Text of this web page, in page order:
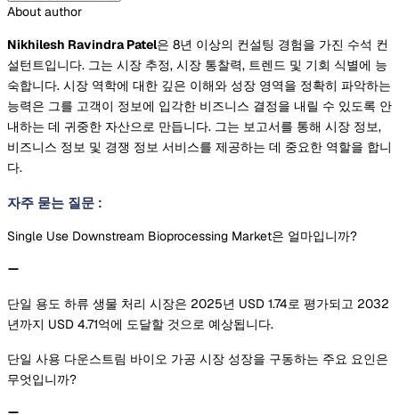
About author
Nikhilesh Ravindra Patel은 8년 이상의 컨설팅 경험을 가진 수석 컨
설턴트입니다. 그는 시장 추정, 시장 통찰력, 트렌드 및 기회 식별에 능
숙합니다. 시장 역학에 대한 깊은 이해와 성장 영역을 정확히 파악하는
능력은 그를 고객이 정보에 입각한 비즈니스 결정을 내릴 수 있도록 안
내하는 데 귀중한 자산으로 만듭니다. 그는 보고서를 통해 시장 정보,
비즈니스 정보 및 경쟁 정보 서비스를 제공하는 데 중요한 역할을 합니
다.
자주 묻는 질문 :
Single Use Downstream Bioprocessing Market은 얼마입니까?
단일 용도 하류 생물 처리 시장은 2025년 USD 1.74로 평가되고 2032
년까지 USD 4.71억에 도달할 것으로 예상됩니다.
단일 사용 다운스트림 바이오 가공 시장 성장을 구동하는 주요 요인은
무엇입니까?